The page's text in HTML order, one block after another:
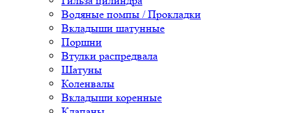
Водяные помпы / Прокладки
Вкладыши шатунные
Поршни
Втулки распредвала
Шатуны
Коленвалы
Вкладыши коренные